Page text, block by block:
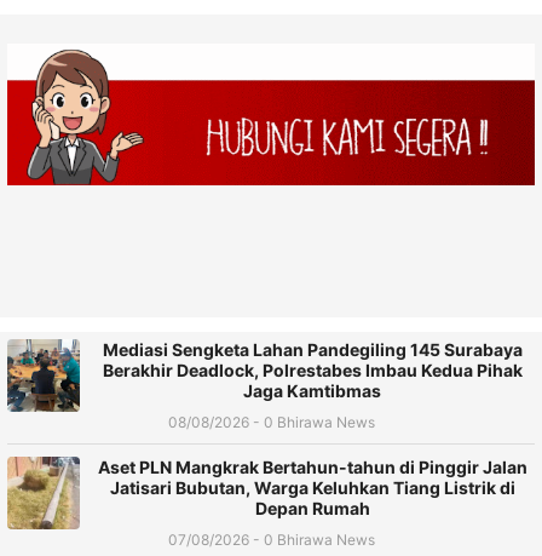
Mediasi Sengketa Lahan Pandegiling 145 Surabaya
Berakhir Deadlock, Polrestabes Imbau Kedua Pihak
Jaga Kamtibmas
08/08/2026 - 0 Bhirawa News
Aset PLN Mangkrak Bertahun-tahun di Pinggir Jalan
Jatisari Bubutan, Warga Keluhkan Tiang Listrik di
Depan Rumah
07/08/2026 - 0 Bhirawa News